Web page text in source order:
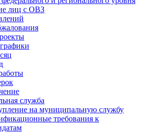
лиц с ОВЗ
служба
на муниципальную службу
требования к